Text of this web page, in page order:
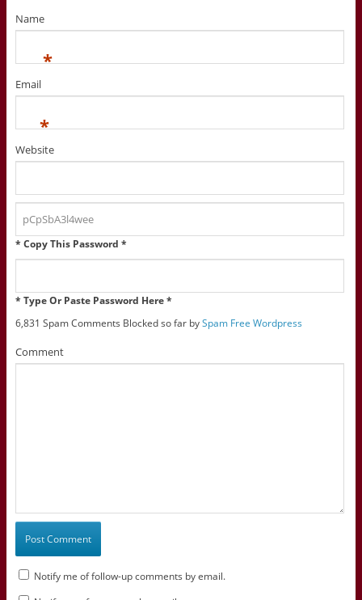
Name
*
Email
*
Website
* Copy This Password *
* Type Or Paste Password Here *
6,831 Spam Comments Blocked so far bySpam Free Wordpress
Comment
Notify me of follow-up comments by email.